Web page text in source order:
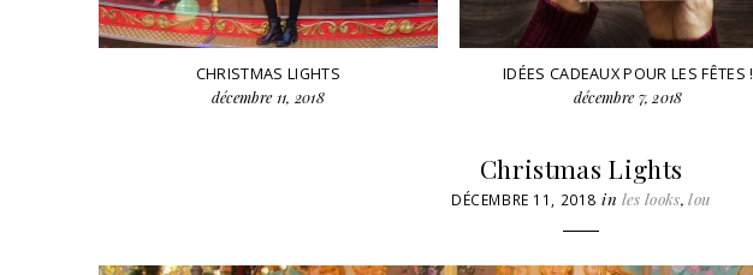
CHRISTMAS LIGHTS
décembre 11, 2018
IDÉES CADEAUX POUR LES FÊTES !
décembre 7, 2018
Christmas Lights
DÉCEMBRE 11, 2018 in les looks,lou